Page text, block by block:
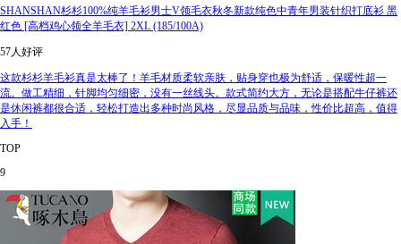
SHANSHAN杉杉100%纯羊毛衫男士V领毛衣秋冬新款纯色中青年男装针织打底衫 黑
红色 [高档鸡心领全羊毛衣] 2XL (185/100A)
57人好评
这款杉杉羊毛衫真是太棒了！羊毛材质柔软亲肤，贴身穿也极为舒适，保暖性超一
流。做工精细，针脚均匀细密，没有一丝线头。款式简约大方，无论是搭配牛仔裤还
是休闲裤都很合适，轻松打造出多种时尚风格，尽显品质与品味，性价比超高，值得
入手！
TOP
9